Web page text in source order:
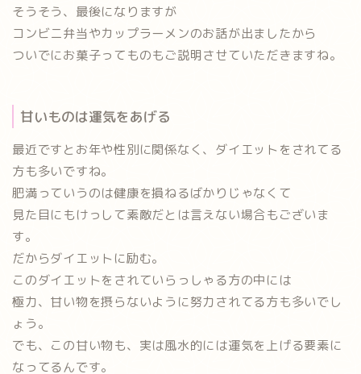
そうそう、最後になりますが
コンビニ弁当やカップラーメンのお話が出ましたから
ついでにお菓子ってものもご説明させていただきますね。
甘いものは運気をあげる
最近ですとお年や性別に関係なく、ダイエットをされてる
方も多いですね。
肥満っていうのは健康を損ねるばかりじゃなくて
見た目にもけっして素敵だとは言えない場合もございま
す。
だからダイエットに励む。
このダイエットをされていらっしゃる方の中には
極力、甘い物を摂らないように努力されてる方も多いでし
ょう。
でも、この甘い物も、実は風水的には運気を上げる要素に
なってるんです。